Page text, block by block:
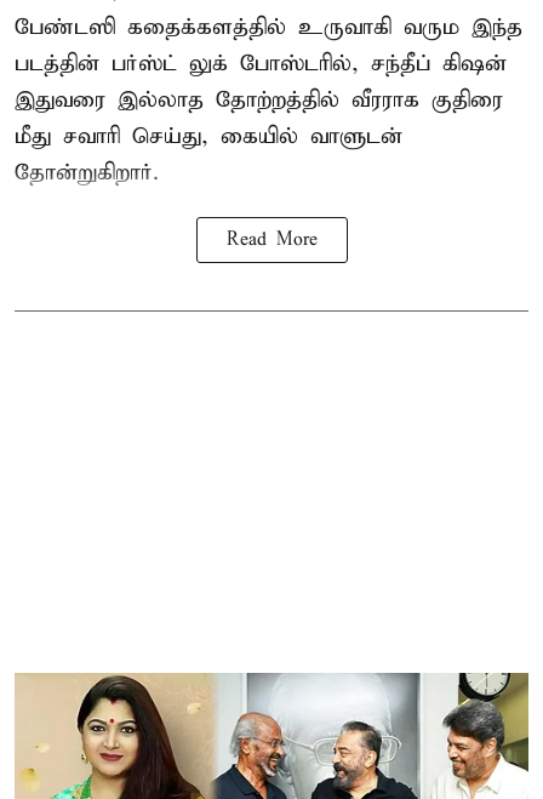
பேண்டஸி கதைக்களத்தில் உருவாகி வரும இந்த
படத்தின் பர்ஸ்ட் லுக் போஸ்டரில், சந்தீப் கிஷன்
இதுவரை இல்லாத தோற்றத்தில் வீரராக குதிரை
மீது சவாரி செய்து, கையில் வாளுடன்
தோன்றுகிறார்.
Read More